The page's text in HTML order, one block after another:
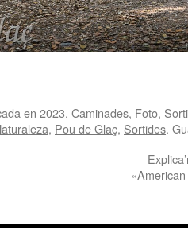
en 2023, Caminades, Foto,
, Pou de Glaç, Sortides.